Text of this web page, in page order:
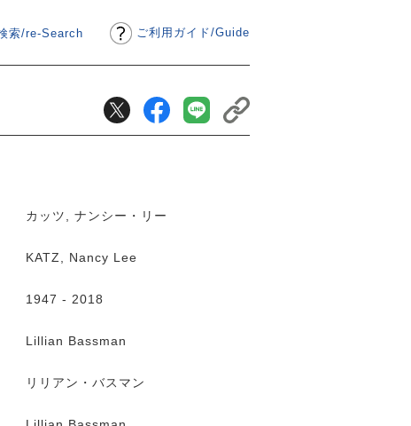
ご利用ガイド/Guide
索/re-Search
カッツ, ナンシー・リー
KATZ, Nancy Lee
1947 - 2018
Lillian Bassman
リリアン・バスマン